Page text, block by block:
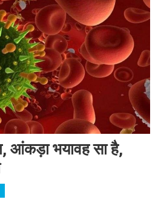
आंकड़ा भयावह सा है,